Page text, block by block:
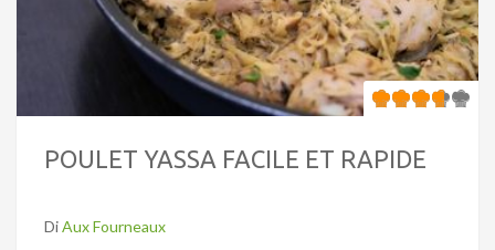
POULET YASSA FACILE ET RAPIDE
DiAux Fourneaux